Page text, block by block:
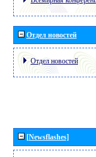
Отдел новостей
Отдел новостей
[Newsflashes]